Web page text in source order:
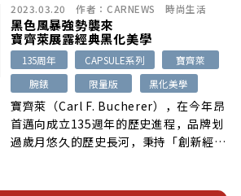
之風」的風範。為感謝廣大消費者對
ALL NEW SENTRA 的熱愛，並滿足車主
追求與眾不同的個性化需求，自即日起至
2023年5月31日止，限量推出300台 ALL
NEW SENTRA「耀眼黑化版」，超值升
級舊換新78萬元起(註1)。
2023.03.20 作者： CARNEWS 時尚生活
黑色風暴強勢襲來
寶齊萊展露經典黑化美學
135周年 CAPSULE系列
寶齊萊
腕錶
限量版 黑化美學
寶齊萊（Carl F. Bucherer），在今年昂
首邁向成立135週年的歷史進程，品牌划
過歲月悠久的歷史長河，秉持「創新經